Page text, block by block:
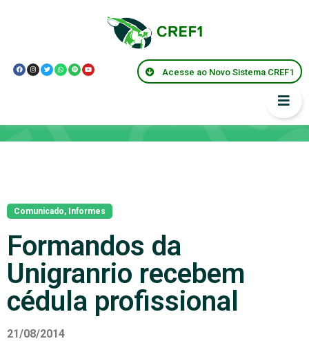
Acesse ao Novo Sistema CREF1
Comunicado, Informes
Formandos da
Unigranrio recebem
cédula profissional
21/08/2014